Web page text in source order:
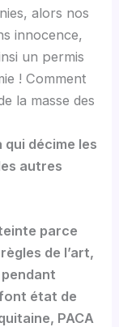
alors nos
innocence,
un permis
! Comment
la masse des
qui décime les
autres
parce
de l’art,
état de
PACA